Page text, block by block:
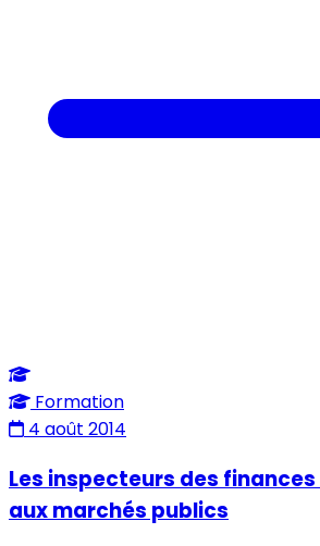
Formation
4 août 2014
Les inspecteurs des
aux marchés publics